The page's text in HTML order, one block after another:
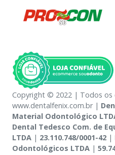
Copyright © 2022 | Todos os
www.dentalfenix.com.br |
Material Odontológico
Dental Tedesco Com. de
LTDA | 23.110.748/0001-42 |
Odontológicos LTDA |